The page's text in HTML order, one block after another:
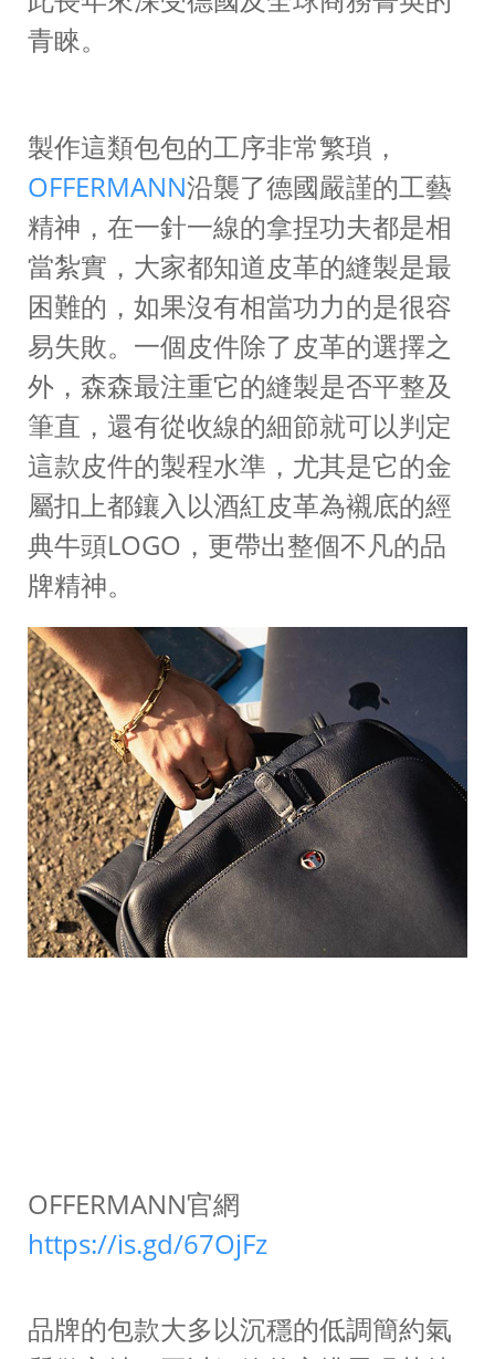
青睞。
製作這類包包的工序非常繁瑣，
OFFERMANN沿襲了德國嚴謹的工藝
精神，在一針一線的拿捏功夫都是相
當紮實，大家都知道皮革的縫製是最
困難的，如果沒有相當功力的是很容
易失敗。一個皮件除了皮革的選擇之
外，森森最注重它的縫製是否平整及
筆直，還有從收線的細節就可以判定
這款皮件的製程水準，尤其是它的金
屬扣上都鑲入以酒紅皮革為襯底的經
典牛頭LOGO，更帶出整個不凡的品
牌精神。
OFFERMANN官網
https://is.gd/67OjFz
品牌的包款大多以沉穩的低調簡約氣